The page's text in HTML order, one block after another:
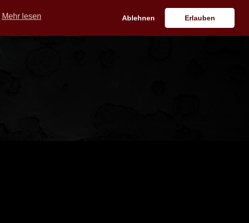
LATEXLOUNGE
Mehr lesen Ablehnen Erlauben